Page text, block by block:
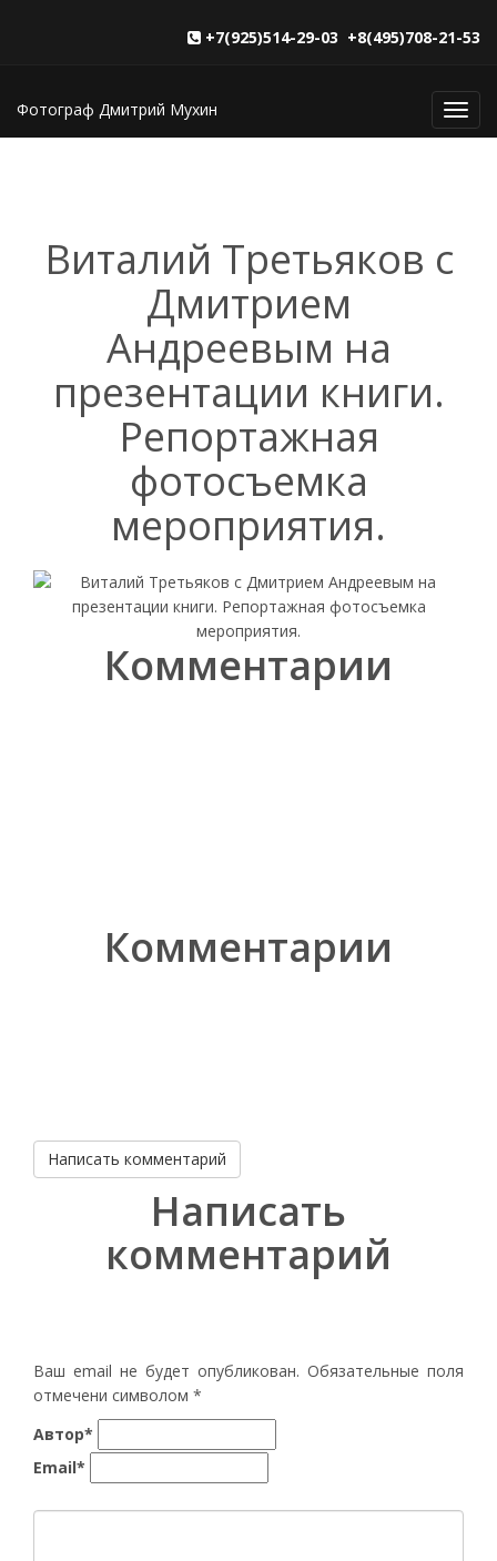
+7(925)514-29-03 +8(495)708-21-53
Фотограф Дмитрий Мухин
Виталий Третьяков с
Дмитрием
Андреевым на
презентации книги.
Репортажная
фотосъемка
мероприятия.
Комментарии
Комментарии
Написать комментарий
Написать
комментарий
Ваш email не будет опубликован. Обязательные поля
отмечени символом *
Автор*
Email*